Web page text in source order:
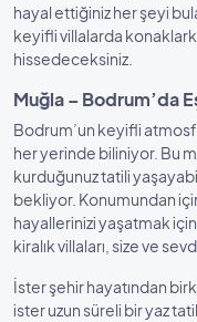
hayal ettiğiniz her şeyi
keyifli villalarda
hissedeceksiniz.
Muğla – Bodrum’da
Bodrum’un keyifli
her yerinde biliniyor. Bu
kurduğunuz tatili
bekliyor. Konumundan
hayallerinizi yaşatmak
kiralık villaları, size ve
İster şehir hayatından
ister uzun süreli bir yaz